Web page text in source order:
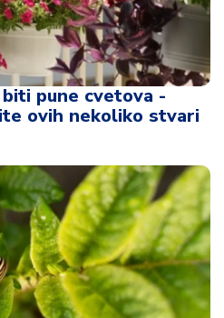
pune cvetova -
ovih nekoliko stvari